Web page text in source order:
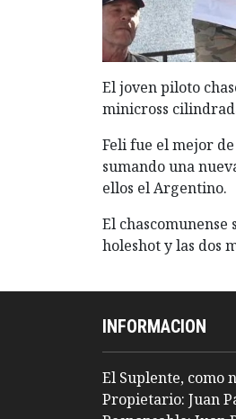
El joven piloto
minicross
Feli fue el mejor
sumando una
ellos el Argentino.
El
holeshot y las dos
INFORMACION
El Suplente, como
Propietario: Juan